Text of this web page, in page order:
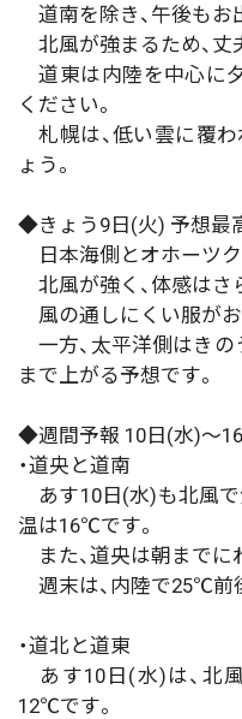
道南を除き、午後もお
北風が強まるため、丈
道東は内陸を中心に
ください。
札幌は、低い雲に覆わ
ょう。
◆きょう9日(火) 予想最
日本海側とオホーツ
北風が強く、体感はさ
風の通しにくい服がお
一方、太平洋側はき
まで上がる予想です。
◆週間予報 10日(水)～
・道央と道南
あす10日(水)も北風で
温は16℃です。
また、道央は朝までに
週末は、内陸で25℃前
・道北と道東
あす10日(水)は、北
12℃です。